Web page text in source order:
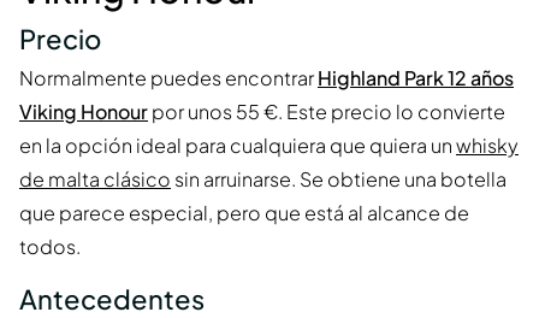
Precio
Normalmente puedes encontrarHighland Park 12 años
Viking Honourpor unos 55 €. Este precio lo convierte
en la opción ideal para cualquiera que quiera unwhisky
de malta clásico sin arruinarse. Se obtiene una botella
que parece especial, pero que está al alcance de
todos.
Antecedentes